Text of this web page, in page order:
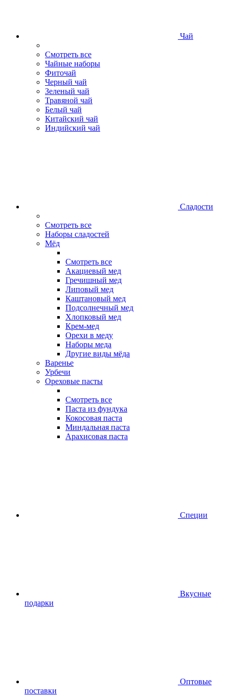
Чай
Смотреть все
Чайные наборы
Фиточай
Черный чай
Зеленый чай
Травяной чай
Белый чай
Китайский чай
Индийский чай
Сладости
Смотреть все
Наборы сладостей
Мёд
Смотреть все
Акациевый мед
Гречишный мед
Липовый мед
Каштановый мед
Подсолнечный мед
Хлопковый мед
Крем-мед
Орехи в меду
Наборы меда
Другие виды мёда
Варенье
Урбечи
Ореховые пасты
Смотреть все
Паста из фундука
Кокосовая паста
Миндальная паста
Арахисовая паста
Специи
Вкусные
подарки
Оптовые
поставки